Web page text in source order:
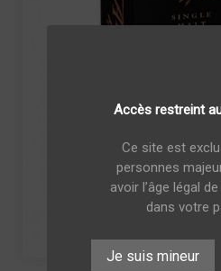
Accès restreint
Ce site est
personnes
avoir l’âge légal
dans votre
Je suis mineur